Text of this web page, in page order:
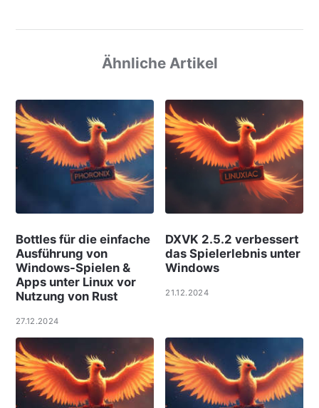
Ähnliche Artikel
Bottles für die einfache
Ausführung von
Windows-Spielen &
Apps unter Linux vor
Nutzung von Rust
27.12.2024
DXVK 2.5.2 verbessert
das Spielerlebnis unter
Windows
21.12.2024